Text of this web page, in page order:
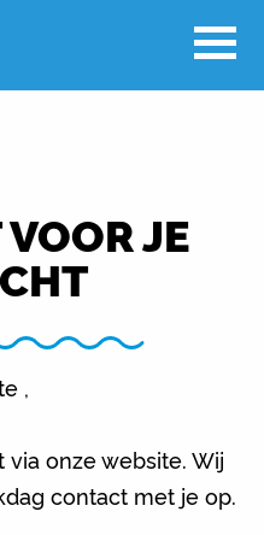
JE
,
onze website. Wij
contact met je op.